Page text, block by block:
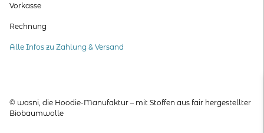
Vorkasse
Rechnung
Alle Infos zu Zahlung & Versand
© wasni, die Hoodie-Manufaktur – mit Stoffen aus fair hergestellter
Biobaumwolle